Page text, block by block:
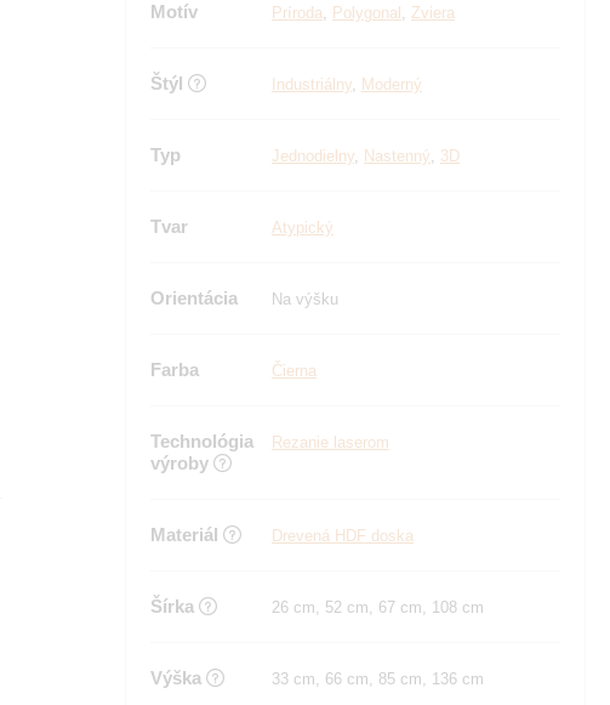
Motív Príroda, Polygonal , Zviera
Štýl Industriálny, Moderný
Typ Jednodielny, Nastenný, 3D
Tvar Atypický
Orientácia Na výšku
Farba Čierna
Technológia
výroby
Rezanie laserom
Materiál Drevená HDF doska
Šírka 26 cm, 52 cm, 67 cm, 108 cm
Výška 33 cm, 66 cm, 85 cm, 136 cm